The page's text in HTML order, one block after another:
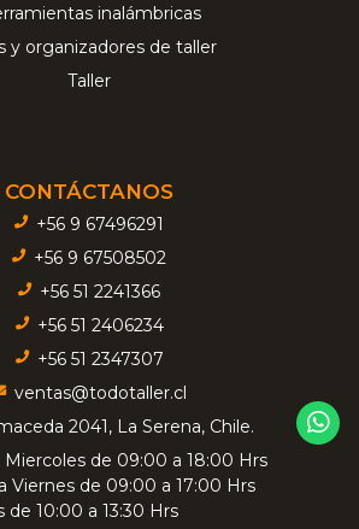
inalámbricas
y organizadores de taller
Taller
CONTÁCTANOS
+56 9 67496291
+56 9 67508502
+56 51 2241366
+56 51 2406234
+56 51 2347307
ventas@todotaller.cl
2041, La Serena, Chile.
Miercoles de 09:00 a 18:00 Hrs
Viernes de 09:00 a 17:00 Hrs
de 10:00 a 13:30 Hrs